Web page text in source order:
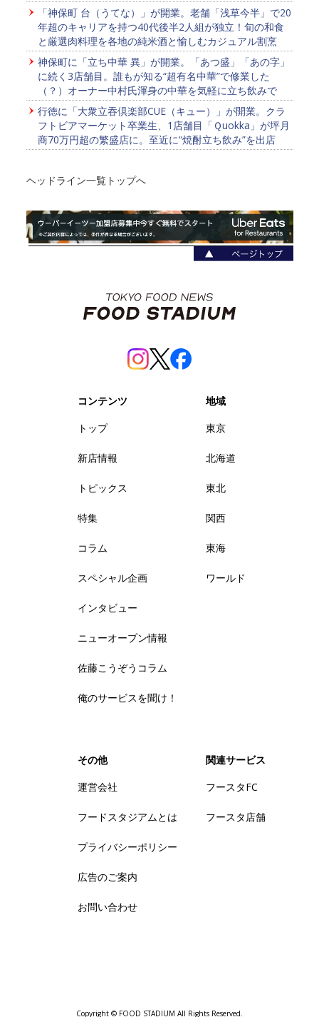
「神保町 台（うてな）」が開業。老舗「浅草今半」で20
年超のキャリアを持つ40代後半2人組が独立！旬の和食
と厳選肉料理を各地の純米酒と愉しむカジュアル割烹
神保町に「立ち中華 異」が開業。「あつ盛」「あの字」
に続く3店舗目。誰もが知る“超有名中華”で修業した
（？）オーナー中村氏渾身の中華を気軽に立ち飲みで
行徳に「大衆立吞倶楽部CUE（キュー）」が開業。クラ
フトビアマーケット卒業生、1店舗目「Ｑuokka」が坪月
商70万円超の繁盛店に。至近に“焼酎立ち飲み”を出店
ヘッドライン一覧トップへ
コンテンツ
トップ
新店情報
トピックス
特集
コラム
スペシャル企画
インタビュー
ニューオープン情報
佐藤こうぞうコラム
俺のサービスを聞け！
地域
東京
北海道
東北
関西
東海
ワールド
その他
運営会社
フードスタジアムとは
プライバシーポリシー
広告のご案内
お問い合わせ
関連サービス
フースタFC
フースタ店舗
Copyright © FOOD STADIUM All Rights Reserved.